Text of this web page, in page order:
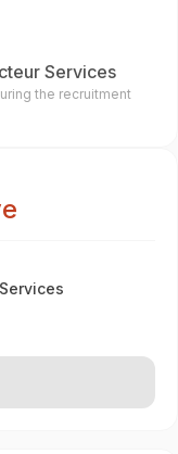
Services
the recruitment